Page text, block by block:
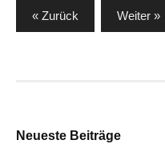
Seitennummerierung
der
« Zurück Weiter »
Neueste Beiträge